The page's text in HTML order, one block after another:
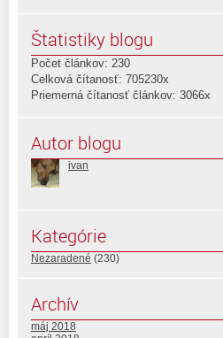
Štatistiky blogu
Počet článkov: 230
Celková čítanosť: 705230x
Priemerná čítanosť článkov: 3066x
Autor blogu
ivan
Kategórie
Nezaradené (230)
Archív
máj 2018